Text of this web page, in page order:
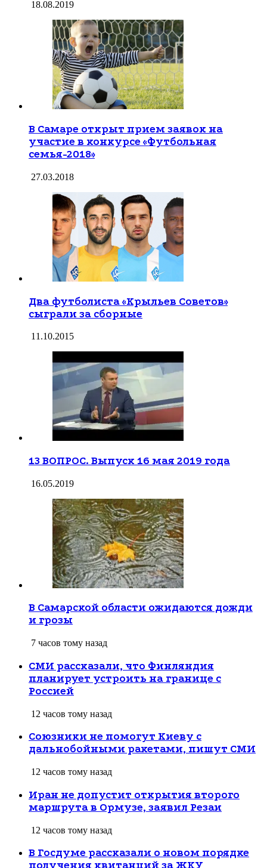
18.08.2019
В Самаре открыт прием заявок на
участие в конкурсе «Футбольная
семья-2018»
27.03.2018
Два футболиста «Крыльев Советов»
сыграли за сборные
11.10.2015
13 ВОПРОС. Выпуск 16 мая 2019 года
16.05.2019
В Самарской области ожидаются дожди
и грозы
7 часов тому назад
СМИ рассказали, что Финляндия
планирует устроить на границе с
Россией
12 часов тому назад
Союзники не помогут Киеву с
дальнобойными ракетами, пишут СМИ
12 часов тому назад
Иран не допустит открытия второго
маршрута в Ормузе, заявил Резаи
12 часов тому назад
В Госдуме рассказали о новом порядке
получения квитанций за ЖКУ